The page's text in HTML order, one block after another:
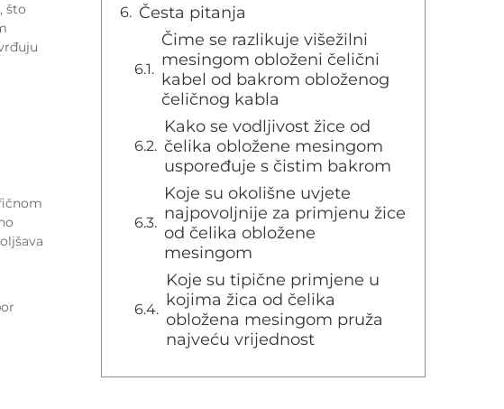
što
Česta pitanja
Čime se razlikuje višežilni
mesingom obloženi čelični
kabel od bakrom obloženog
čeličnog kabla
Kako se vodljivost žice od
čelika obložene mesingom
uspoređuje s čistim bakrom
Koje su okolišne uvjete
najpovoljnije za primjenu žice
od čelika obložene
mesingom
Koje su tipične primjene u
kojima žica od čelika
obložena mesingom pruža
najveću vrijednost